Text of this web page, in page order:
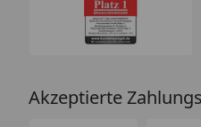
Akzeptierte